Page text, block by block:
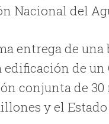
Nacional del
entrega de una
de
conjunta de 30
y el